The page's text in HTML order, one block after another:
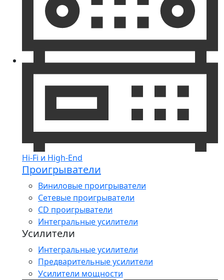
Hi-Fi и High-End
Проигрыватели
Виниловые проигрыватели
Сетевые проигрыватели
CD проигрыватели
Интегральные усилители
Усилители
Интегральные усилители
Предварительные усилители
Усилители мощности